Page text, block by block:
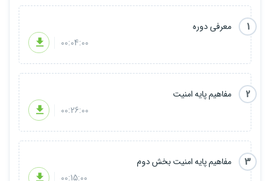
جلوگیری از Command Injection
تنظیمات امنیتی php
1
معرفی دوره
00:04:00
2
مفاهیم پایه امنیت
00:26:00
3
مفاهیم پایه امنیت بخش دوم
00:15:00